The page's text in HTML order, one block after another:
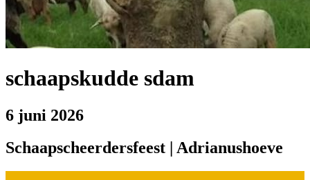
schaapskudde sdam
6 juni 2026
Schaapscheerdersfeest | Adrianushoeve